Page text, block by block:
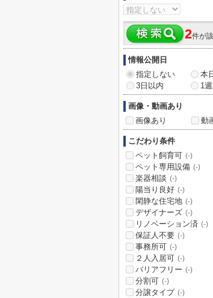
2件が
情報公開日
指定しない
本
3日以内
1
画像・動画あり
画像あり
動
こだわり条件
ペット飼育可 (-)
ペット専用設備 (-)
楽器相談 (-)
陽当り良好 (-)
閑静な住宅地 (-)
デザイナーズ (-)
リノベーション済 (-)
保証人不要 (-)
事務所可 (-)
２人入居可 (-)
バリアフリー (-)
分割可 (-)
分譲タイプ (-)